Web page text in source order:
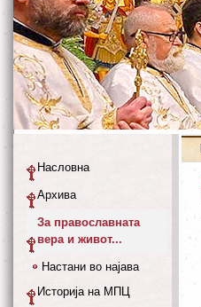
Насловна
Архива
За православната
вера и живот...
Настани во најава
Историја на МПЦ